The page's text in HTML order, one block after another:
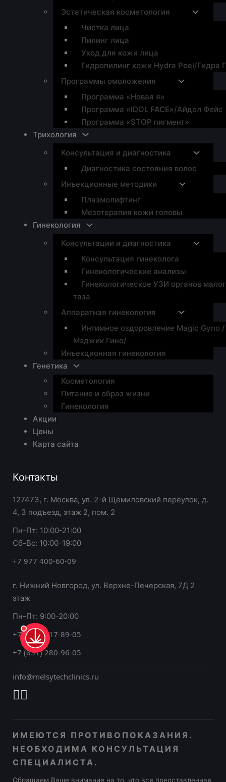
Эстетическая косметология
Чистка лица
Пилинг лица
Уход для кожи лица
Гидропилинг кожи Hydra Peel/Гидра
Программы омоложения
Программа «Новая я»
Программа «IDOL FACE»/Айдол Фейс
Программа «STOP пигмент»
Трихология
Консультация и диагностика
Диагностика состояния волос
Инъекционные методики
Плазмолифтинг
Мезотерапия кожи головы
Гинекология
Консультации и диагностика
Консультация гинеколога
Гинекологические анализы
Гинекологическое УЗИ органов
таза
Аппаратная гинекология
Интимное оздоровление Magic Gyno /
Мэджик Гино/
Инъекционная гинекология
Генетика
Косметология
Питание и образ жизни
Гинекология
Акции
Цены
Карта сайта
Контакты
127473, г. Москва, ул. 2-й Щемиловский переулок, д.
4, 3 подъезд, этаж 2, пом. 2
Пн-Пт: 10:00-21:00
Сб-Вс: 10:00-19:00
+7 977 400-60-09
г. Нижний Новгород, ул. Верхне-Печерская, 7Д 2
этаж
Пн-Пт: 9:00-20:00
+7 (930) 717-89-05
+7 (831) 280-96-05
info@melsytechclinics.ru
ИМЕЮТСЯ ПРОТИВОПОКАЗАНИЯ.
НЕОБХОДИМА КОНСУЛЬТАЦИЯ
СПЕЦИАЛИСТА.
Обращаем Ваше внимание на то, что вся представленная